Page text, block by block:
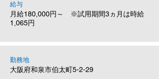
給与
月給180,000円～ ※試用期間3ヵ月は時給
1,065円
勤務地
大阪府和泉市伯太町5-2-29